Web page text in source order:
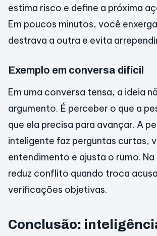
estima risco e define a próxima
Em poucos minutos, você
destrava a outra e evita
Exemplo em conversa difícil
Em uma conversa tensa, a ideia
argumento. É perceber o que a
que ela precisa para avançar. A
inteligente faz perguntas curtas,
entendimento e ajusta o rumo.
reduz conflito quando troca
verificações objetivas.
Conclusão: